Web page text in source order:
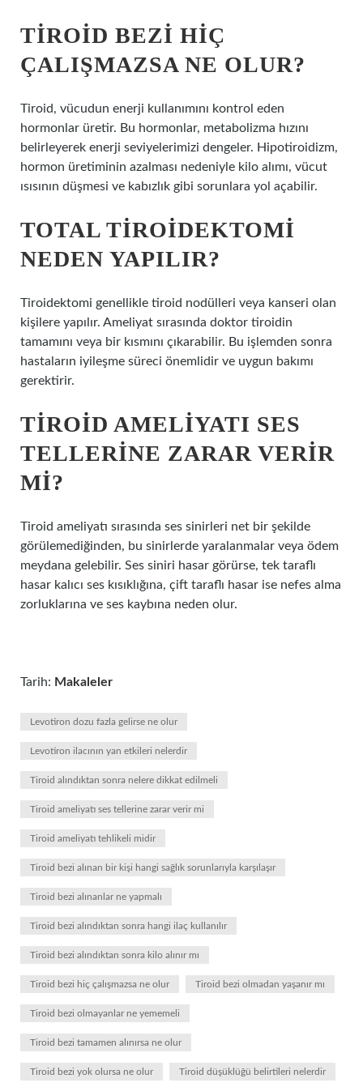
TIROID BEZI HIÇ
ÇALIŞMAZSA NE OLUR?
Tiroid, vücudun enerji kullanımını kontrol eden
hormonlar üretir. Bu hormonlar, metabolizma hızını
belirleyerek enerji seviyelerimizi dengeler. Hipotiroidizm,
hormon üretiminin azalması nedeniyle kilo alımı, vücut
ısısının düşmesi ve kabızlık gibi sorunlara yol açabilir.
TOTAL TIROIDEKTOMI
NEDEN YAPILIR?
Tiroidektomi genellikle tiroid nodülleri veya kanseri olan
kişilere yapılır. Ameliyat sırasında doktor tiroidin
tamamını veya bir kısmını çıkarabilir. Bu işlemden sonra
hastaların iyileşme süreci önemlidir ve uygun bakımı
gerektirir.
TIROID AMELIYATI SES
TELLERINE ZARAR VERIR
MI?
Tiroid ameliyatı sırasında ses sinirleri net bir şekilde
görülemediğinden, bu sinirlerde yaralanmalar veya ödem
meydana gelebilir. Ses siniri hasar görürse, tek taraflı
hasar kalıcı ses kısıklığına, çift taraflı hasar ise nefes alma
zorluklarına ve ses kaybına neden olur.
Tarih: Makaleler
Levotiron dozu fazla gelirse ne olur
Levotiron ilacının yan etkileri nelerdir
Tiroid alındıktan sonra nelere dikkat edilmeli
Tiroid ameliyatı ses tellerine zarar verir mi
Tiroid ameliyatı tehlikeli midir
Tiroid bezi alınan bir kişi hangi sağlık sorunlarıyla karşılaşır
Tiroid bezi alınanlar ne yapmalı
Tiroid bezi alındıktan sonra hangi ilaç kullanılır
Tiroid bezi alındıktan sonra kilo alınır mı
Tiroid bezi hiç çalışmazsa ne olur Tiroid bezi olmadan yaşanır mı
Tiroid bezi olmayanlar ne yememeli
Tiroid bezi tamamen alınırsa ne olur
Tiroid bezi yok olursa ne olur Tiroid düşüklüğü belirtileri nelerdir